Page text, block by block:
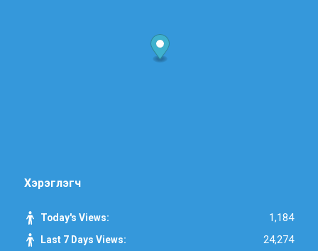
Хэрэглэгч
Today's Views: 1,184
Last 7 Days Views: 24,274